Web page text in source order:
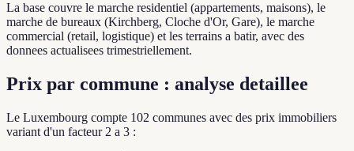
La base couvre le marche residentiel (appartements, maisons), le
marche de bureaux (Kirchberg, Cloche d'Or, Gare), le marche
commercial (retail, logistique) et les terrains a batir, avec des
donnees actualisees trimestriellement.
Prix par commune : analyse detaillee
Le Luxembourg compte 102 communes avec des prix immobiliers
variant d'un facteur 2 a 3 :